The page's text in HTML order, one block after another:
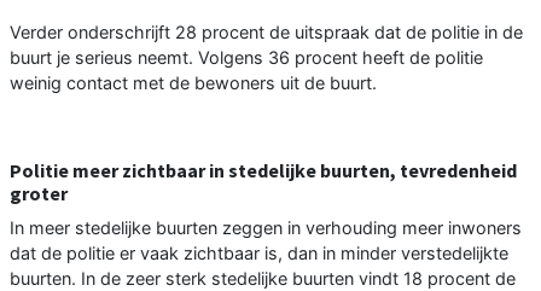
Verder onderschrijft 28 procent de uitspraak dat de politie in de
buurt je serieus neemt. Volgens 36 procent heeft de politie
weinig contact met de bewoners uit de buurt.
Politie meer zichtbaar in stedelijke buurten, tevredenheid
groter
In meer stedelijke buurten zeggen in verhouding meer inwoners
dat de politie er vaak zichtbaar is, dan in minder verstedelijkte
buurten. In de zeer sterk stedelijke buurten vindt 18 procent de